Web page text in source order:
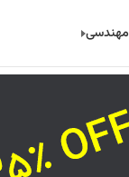
مهندسی